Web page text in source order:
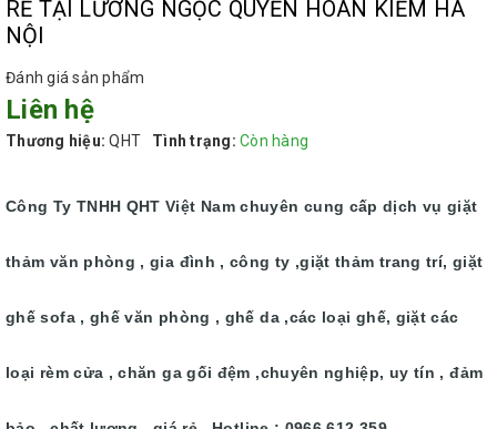
RẺ TẠI LƯƠNG NGỌC QUYẾN HOÀN KIẾM HÀ
NỘI
Đánh giá sản phẩm
Liên hệ
Thương hiệu: QHT Tình trạng: Còn hàng
Công Ty TNHH QHT Việt Nam chuyên cung cấp dịch vụ giặt
thảm văn phòng , gia đình , công ty ,giặt thảm trang trí, giặt
ghế sofa , ghế văn phòng , ghế da ,các loại ghế, giặt các
loại rèm cửa , chăn ga gối đệm ,chuyên nghiệp, uy tín , đảm